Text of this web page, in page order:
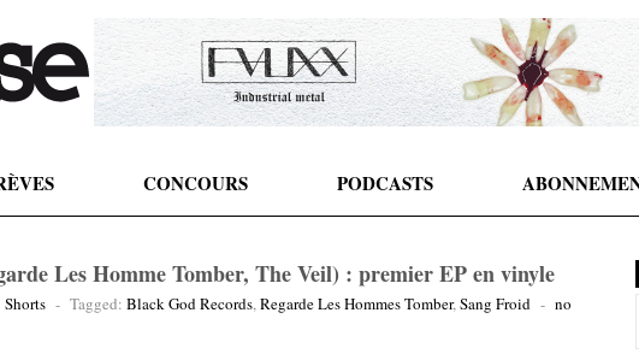
CONCOURS PODCASTS
Les Homme Tomber, The Veil) : premier EP en vinyle
Shorts - Tagged: Black God Records,Regarde Les Hommes Tomber,Sang Froid - no